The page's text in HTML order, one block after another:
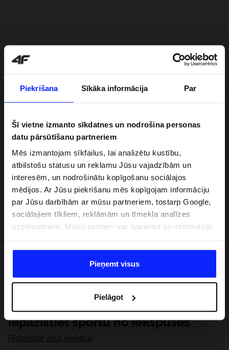
Piekrišana Sīkāka informācija Par
Šī vietne izmanto sīkdatnes un nodrošina personas
datu pārsūtīšanu partneriem
Mēs izmantojam sīkfailus, lai analizētu kustību,
atbilstošu statusu un reklamu Jūsu vajadzībām un
interesēm, un nodrošinātu kopīgošanu sociālajos
mēdijos. Ar Jūsu piekrišanu mēs kopīgojam informāciju
par Jūsu darbībām ar mūsu partneriem, tostarp Google,
sociālajiem tīkliem, reklāmām un tīmekļa analīzes
uzņēmumiem. Mūsu partneri var apvienot so informāciju
datiem, ko viņi iegūst, izmantojot viņu pakalpojumus. Ar
Jūsu atļauju, mēs varam pārsūtīt Jūsu personas datus
saviem partneriem, lai uzlabotu veidu, kadā tiek rādīta
saturu un uzlabotu mūsu partneru piedāvātos risinajumus
( piem. socialos tīklus). Detalizētu informāciju var atrast
mūsu Privātuma politikā un sadaļā "Detaļas".
Pieņemt visus
Pielāgot
Iepazīstiet sportu no iekšpuses
Pārbaudiet visus ierakstus